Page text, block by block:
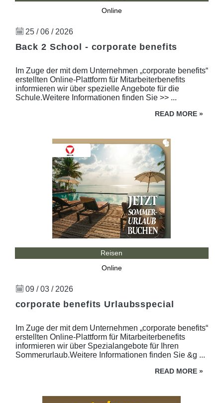
Online
25 / 06 / 2026
Back 2 School - corporate benefits
Im Zuge der mit dem Unternehmen „corporate benefits“
erstellten Online-Plattform für Mitarbeiterbenefits
informieren wir über spezielle Angebote für die
Schule.Weitere Informationen finden Sie >> ...
READ MORE »
Reisen
Online
09 / 03 / 2026
corporate benefits Urlaubsspecial
Im Zuge der mit dem Unternehmen „corporate benefits“
erstellten Online-Plattform für Mitarbeiterbenefits
informieren wir über Spezialangebote für Ihren
Sommerurlaub.Weitere Informationen finden Sie &g ...
READ MORE »